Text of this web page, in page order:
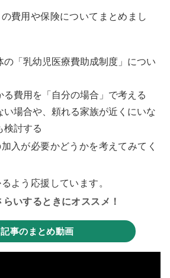
費用や保険についてまとめまし
の「乳幼児医療費助成制度」につい
る費用を「自分の場合」で考える
い場合や、頼れる家族が近くにいな
検討する
入が必要かどうかを考えてみてく
よう応援しています。
らいするときにオススメ！
記事のまとめ動画